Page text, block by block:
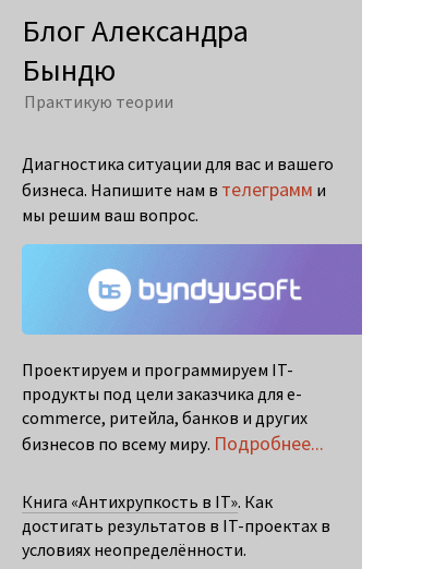
Блог Александра
Бындю
Практикую теории
Диагностика ситуации для вас и вашего
бизнеса. Напишите нам в телеграмм и
мы решим ваш вопрос.
Проектируем и программируем IT-
продукты под цели заказчика для e-
commerce, ритейла, банков и других
бизнесов по всему миру. Подробнее...
Книга «Антихрупкость в IT». Как
достигать результатов в IT-проектах в
условиях неопределённости.